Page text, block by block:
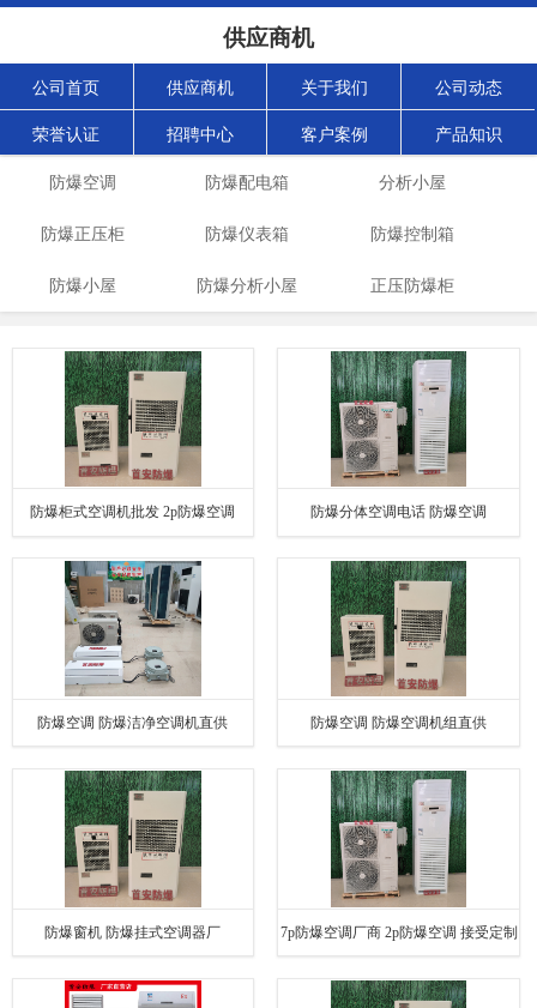
供应商机
公司首页 供应商机 关于我们 公司动态
荣誉认证 招聘中心 客户案例 产品知识
防爆空调 防爆配电箱 分析小屋
防爆正压柜 防爆仪表箱 防爆控制箱
防爆小屋 防爆分析小屋 正压防爆柜
防爆柜式空调机批发 2p防爆空调 防爆分体空调电话 防爆空调
防爆空调 防爆洁净空调机直供 防爆空调 防爆空调机组直供
防爆窗机 防爆挂式空调器厂 7p防爆空调厂商 2p防爆空调 接受定制